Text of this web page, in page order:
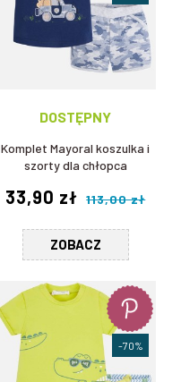
DOSTĘPNY
Komplet Mayoral koszulka i
szorty dla chłopca
33,90 zł 113,00 zł
ZOBACZ
-70%